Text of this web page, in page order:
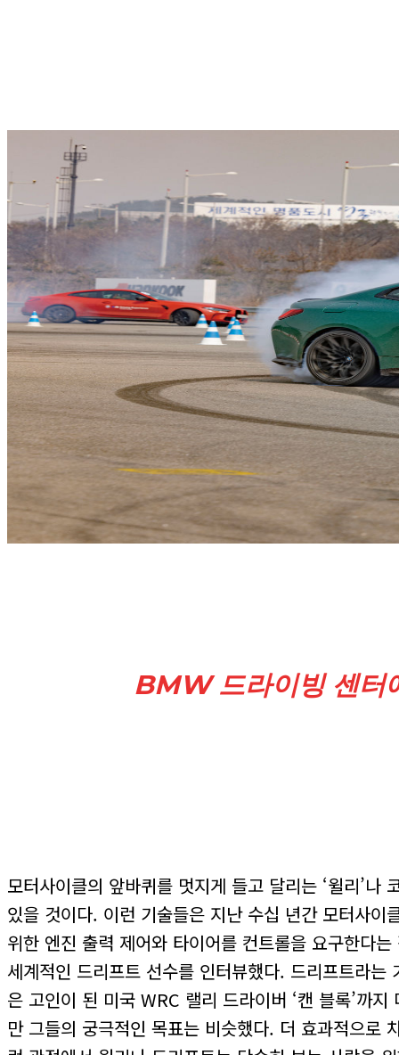
BMW 드라이빙 센터
모터사이클의 앞바퀴를 멋지게 들고 달리는 ‘윌리’나
있을 것이다. 이런 기술들은 지난 수십 년간 모터사
위한 엔진 출력 제어와 타이어를 컨트롤을 요구한다
세계적인 드리프트 선수를 인터뷰했다. 드리프트라는
은 고인이 된 미국 WRC 랠리 드라이버 ‘캔 블록’까
만 그들의 궁극적인 목표는 비슷했다. 더 효과적으로